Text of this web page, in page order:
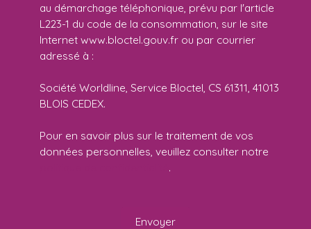
au démarchage téléphonique, prévu par l'article
L223-1 du code de la consommation, sur le site
Internet www.bloctel.gouv.fr ou par courrier
adressé à :
Société Worldline, Service Bloctel, CS 61311, 41013
BLOIS CEDEX.
Pour en savoir plus sur le traitement de vos
données personnelles, veuillez consulter notre
.
Envoyer